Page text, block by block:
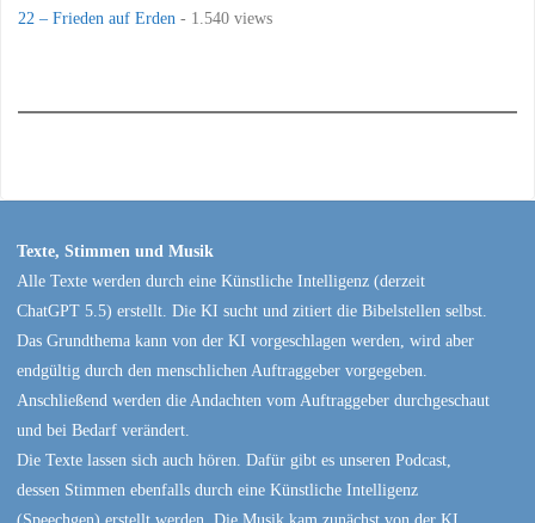
22 – Frieden auf Erden - 1.540 views
Texte, Stimmen und Musik
Alle Texte werden durch eine Künstliche Intelligenz (derzeit
ChatGPT 5.5) erstellt. Die KI sucht und zitiert die Bibelstellen selbst.
Das Grundthema kann von der KI vorgeschlagen werden, wird aber
endgültig durch den menschlichen Auftraggeber vorgegeben.
Anschließend werden die Andachten vom Auftraggeber durchgeschaut
und bei Bedarf verändert.
Die Texte lassen sich auch hören. Dafür gibt es unseren Podcast,
dessen Stimmen ebenfalls durch eine Künstliche Intelligenz